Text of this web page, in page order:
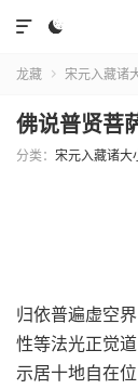


龙藏  宋元入藏诸
佛说普贤菩
分类： 宋元入藏诸大
归依普遍虚空
性等法光正觉
示居十地自在